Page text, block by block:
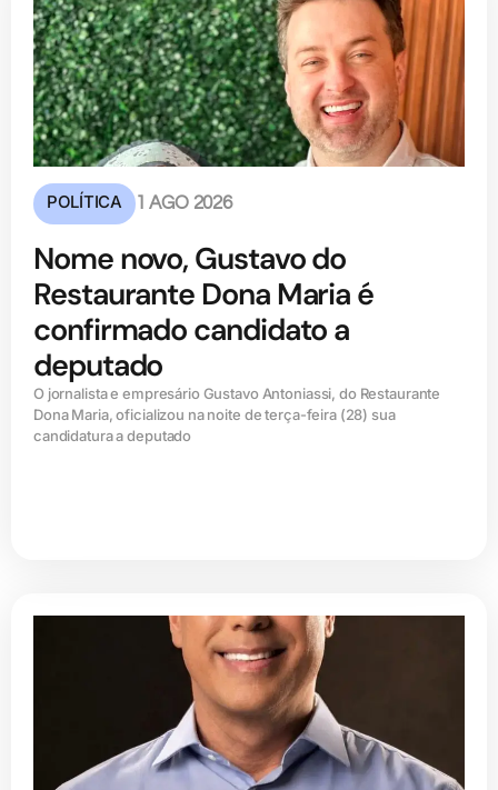
POLÍTICA 1 AGO 2026
Nome novo, Gustavo do
Restaurante Dona Maria é
confirmado candidato a
deputado
O jornalista e empresário Gustavo Antoniassi, do Restaurante
Dona Maria, oficializou na noite de terça-feira (28) sua
candidatura a deputado